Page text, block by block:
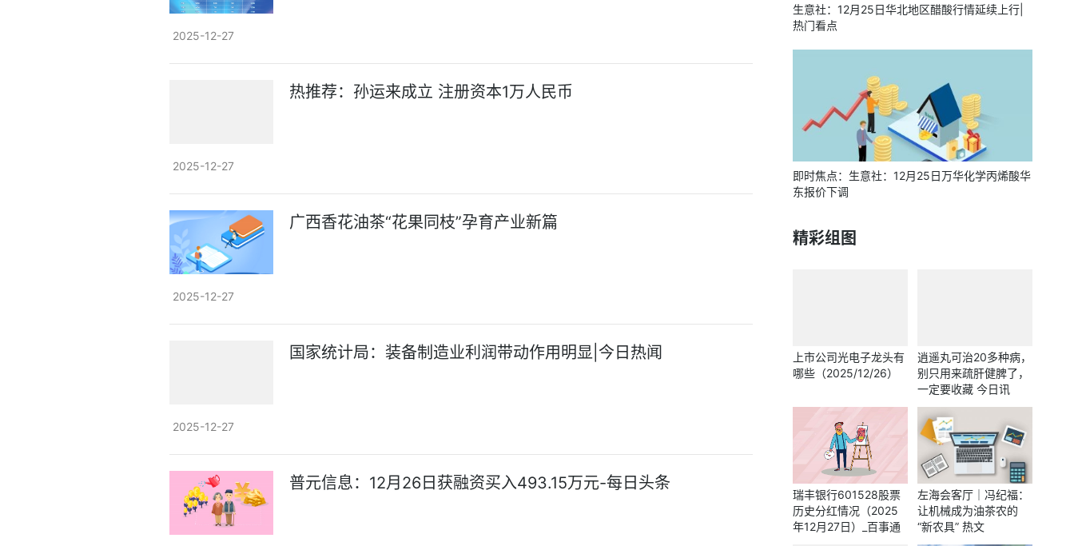
2025-12-27
热推荐：孙运来成立 注册资本1万人民币
2025-12-27
广西香花油茶“花果同枝”孕育产业新篇
2025-12-27
国家统计局：装备制造业利润带动作用明显|今日热闻
2025-12-27
普元信息：12月26日获融资买入493.15万元-每日头条
生意社：12月25日华北地区醋酸行情延续上行|
热门看点
即时焦点：生意社：12月25日万华化学丙烯酸华
东报价下调
精彩组图
上市公司光电子龙头有
哪些（2025/12/26）
逍遥丸可治20多种病，
别只用来疏肝健脾了，
一定要收藏 今日讯
瑞丰银行601528股票
历史分红情况（2025
年12月27日）_百事通
左海会客厅｜冯纪福：
让机械成为油茶农的
“新农具” 热文